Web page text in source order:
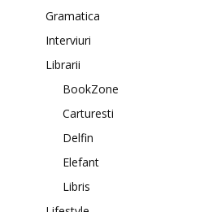
Gramatica
Interviuri
Librarii
BookZone
Carturesti
Delfin
Elefant
Libris